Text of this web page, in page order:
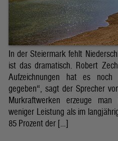
In der Steiermark fehlt
ist das dramatisch. Robert
Aufzeichnungen hat es
gegeben“, sagt der Sprecher
Murkraftwerken erzeuge
weniger Leistung als im
85 Prozent der […]